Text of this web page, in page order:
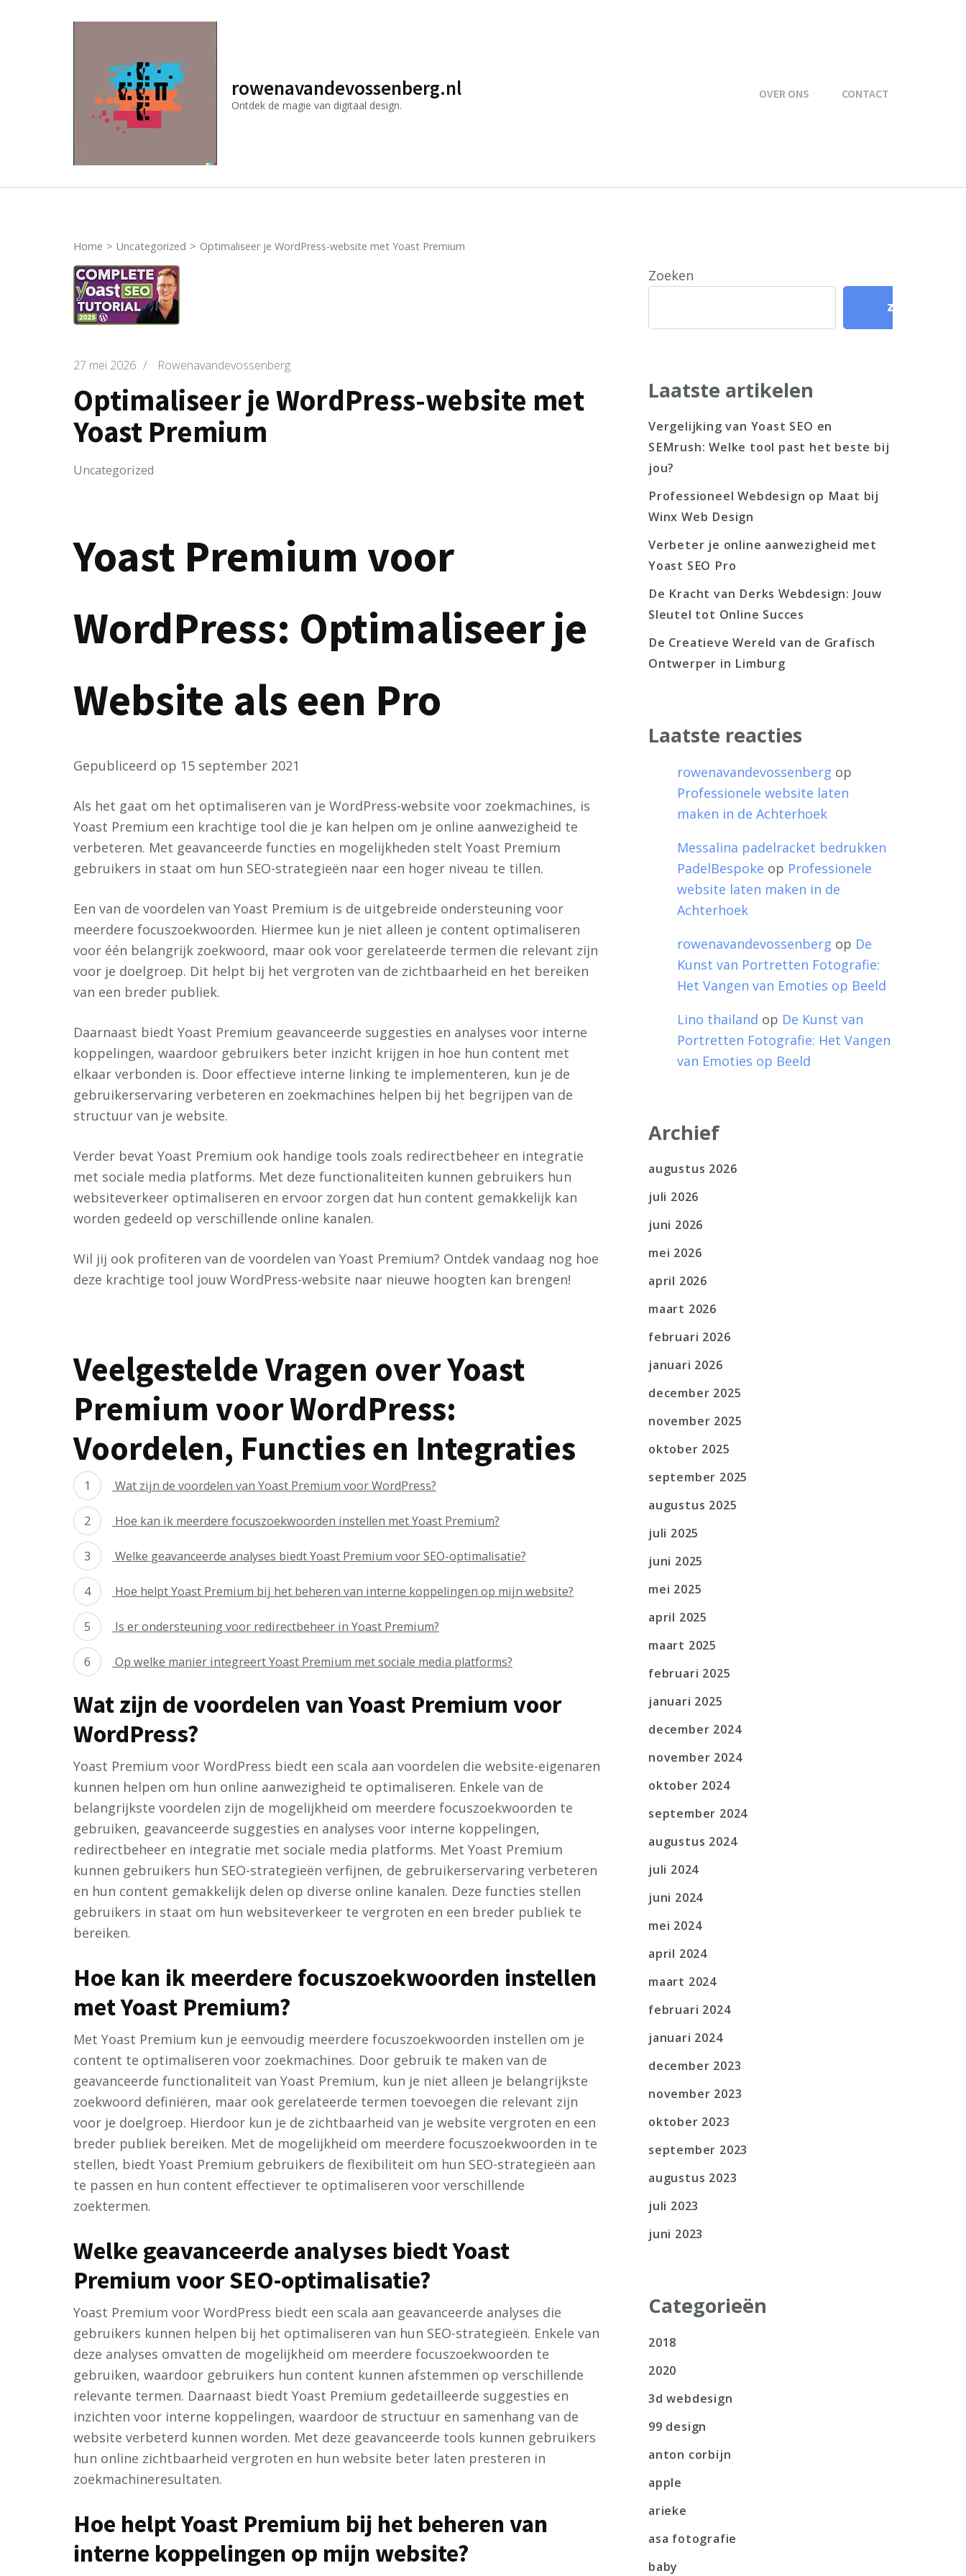
rowenavandevossenberg.nl
Ontdek de magie van digitaal design.
OVER ONS CONTACT
Home > Uncategorized > Optimaliseer je WordPress-website met Yoast Premium
27 mei 2026 / Rowenavandevossenberg
Optimaliseer je WordPress-website met
Yoast Premium
Uncategorized
Yoast Premium voor
WordPress: Optimaliseer je
Website als een Pro
Gepubliceerd op 15 september 2021
Als het gaat om het optimaliseren van je WordPress-website voor zoekmachines, is
Yoast Premium een krachtige tool die je kan helpen om je online aanwezigheid te
verbeteren. Met geavanceerde functies en mogelijkheden stelt Yoast Premium
gebruikers in staat om hun SEO-strategieën naar een hoger niveau te tillen.
Een van de voordelen van Yoast Premium is de uitgebreide ondersteuning voor
meerdere focuszoekwoorden. Hiermee kun je niet alleen je content optimaliseren
voor één belangrijk zoekwoord, maar ook voor gerelateerde termen die relevant zijn
voor je doelgroep. Dit helpt bij het vergroten van de zichtbaarheid en het bereiken
van een breder publiek.
Daarnaast biedt Yoast Premium geavanceerde suggesties en analyses voor interne
koppelingen, waardoor gebruikers beter inzicht krijgen in hoe hun content met
elkaar verbonden is. Door effectieve interne linking te implementeren, kun je de
gebruikerservaring verbeteren en zoekmachines helpen bij het begrijpen van de
structuur van je website.
Verder bevat Yoast Premium ook handige tools zoals redirectbeheer en integratie
met sociale media platforms. Met deze functionaliteiten kunnen gebruikers hun
websiteverkeer optimaliseren en ervoor zorgen dat hun content gemakkelijk kan
worden gedeeld op verschillende online kanalen.
Wil jij ook profiteren van de voordelen van Yoast Premium? Ontdek vandaag nog hoe
deze krachtige tool jouw WordPress-website naar nieuwe hoogten kan brengen!
Veelgestelde Vragen over Yoast
Premium voor WordPress:
Voordelen, Functies en Integraties
Wat zijn de voordelen van Yoast Premium voor WordPress?
Hoe kan ik meerdere focuszoekwoorden instellen met Yoast Premium?
Welke geavanceerde analyses biedt Yoast Premium voor SEO-optimalisatie?
Hoe helpt Yoast Premium bij het beheren van interne koppelingen op mijn website?
Is er ondersteuning voor redirectbeheer in Yoast Premium?
Op welke manier integreert Yoast Premium met sociale media platforms?
Wat zijn de voordelen van Yoast Premium voor
WordPress?
Yoast Premium voor WordPress biedt een scala aan voordelen die website-eigenaren
kunnen helpen om hun online aanwezigheid te optimaliseren. Enkele van de
belangrijkste voordelen zijn de mogelijkheid om meerdere focuszoekwoorden te
gebruiken, geavanceerde suggesties en analyses voor interne koppelingen,
redirectbeheer en integratie met sociale media platforms. Met Yoast Premium
kunnen gebruikers hun SEO-strategieën verfijnen, de gebruikerservaring verbeteren
en hun content gemakkelijk delen op diverse online kanalen. Deze functies stellen
gebruikers in staat om hun websiteverkeer te vergroten en een breder publiek te
bereiken.
Hoe kan ik meerdere focuszoekwoorden instellen
met Yoast Premium?
Met Yoast Premium kun je eenvoudig meerdere focuszoekwoorden instellen om je
content te optimaliseren voor zoekmachines. Door gebruik te maken van de
geavanceerde functionaliteit van Yoast Premium, kun je niet alleen je belangrijkste
zoekwoord definiëren, maar ook gerelateerde termen toevoegen die relevant zijn
voor je doelgroep. Hierdoor kun je de zichtbaarheid van je website vergroten en een
breder publiek bereiken. Met de mogelijkheid om meerdere focuszoekwoorden in te
stellen, biedt Yoast Premium gebruikers de flexibiliteit om hun SEO-strategieën aan
te passen en hun content effectiever te optimaliseren voor verschillende
zoektermen.
Welke geavanceerde analyses biedt Yoast
Premium voor SEO-optimalisatie?
Yoast Premium voor WordPress biedt een scala aan geavanceerde analyses die
gebruikers kunnen helpen bij het optimaliseren van hun SEO-strategieën. Enkele van
deze analyses omvatten de mogelijkheid om meerdere focuszoekwoorden te
gebruiken, waardoor gebruikers hun content kunnen afstemmen op verschillende
relevante termen. Daarnaast biedt Yoast Premium gedetailleerde suggesties en
inzichten voor interne koppelingen, waardoor de structuur en samenhang van de
website verbeterd kunnen worden. Met deze geavanceerde tools kunnen gebruikers
hun online zichtbaarheid vergroten en hun website beter laten presteren in
zoekmachineresultaten.
Hoe helpt Yoast Premium bij het beheren van
interne koppelingen op mijn website?
Zoeken
Zoeken
Laatste artikelen
Vergelijking van Yoast SEO en
SEMrush: Welke tool past het beste bij
jou?
Professioneel Webdesign op Maat bij
Winx Web Design
Verbeter je online aanwezigheid met
Yoast SEO Pro
De Kracht van Derks Webdesign: Jouw
Sleutel tot Online Succes
De Creatieve Wereld van de Grafisch
Ontwerper in Limburg
Laatste reacties
rowenavandevossenberg op
Professionele website laten
maken in de Achterhoek
Messalina padelracket bedrukken
PadelBespoke op Professionele
website laten maken in de
Achterhoek
rowenavandevossenberg op De
Kunst van Portretten Fotografie:
Het Vangen van Emoties op Beeld
Lino thailand op De Kunst van
Portretten Fotografie: Het Vangen
van Emoties op Beeld
Archief
augustus 2026
juli 2026
juni 2026
mei 2026
april 2026
maart 2026
februari 2026
januari 2026
december 2025
november 2025
oktober 2025
september 2025
augustus 2025
juli 2025
juni 2025
mei 2025
april 2025
maart 2025
februari 2025
januari 2025
december 2024
november 2024
oktober 2024
september 2024
augustus 2024
juli 2024
juni 2024
mei 2024
april 2024
maart 2024
februari 2024
januari 2024
december 2023
november 2023
oktober 2023
september 2023
augustus 2023
juli 2023
juni 2023
Categorieën
2018
2020
3d webdesign
99 design
anton corbijn
apple
arieke
asa fotografie
baby